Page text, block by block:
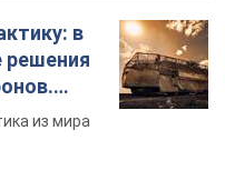
в
решения
из мира